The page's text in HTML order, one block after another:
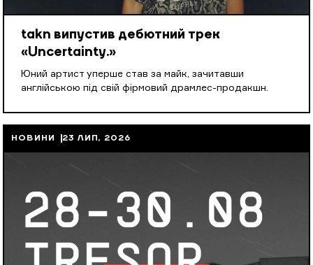
takn випустив дебютний трек
«Uncertainty.»
Юний артист уперше став за майк, зачитавши
англійською під свій фірмовий драмлес-продакшн.
НОВИНИ 23 ЛИП, 2026